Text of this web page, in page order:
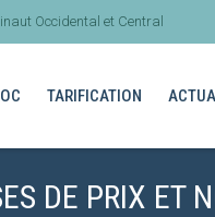
Occidental et Central
TARIFICATION
DE PRIX ET